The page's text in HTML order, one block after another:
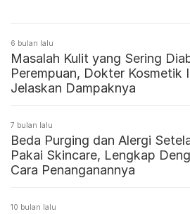
6 bulan lalu
Masalah Kulit yang Sering
Perempuan, Dokter Kosmetik
Jelaskan Dampaknya
7 bulan lalu
Beda Purging dan Alergi
Pakai Skincare, Lengkap
Cara Penanganannya
10 bulan lalu